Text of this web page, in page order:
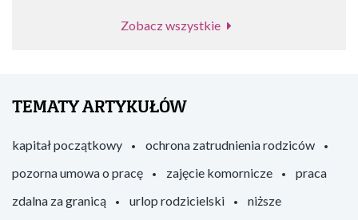
Zobacz wszystkie
TEMATY ARTYKUŁÓW
kapitał początkowy
ochrona zatrudnienia rodziców
pozorna umowa o pracę
zajęcie komornicze
praca
zdalna za granicą
urlop rodzicielski
niższe